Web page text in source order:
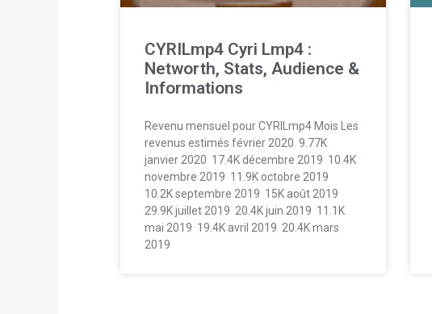
CYRILmp4 Cyri Lmp4 :
Networth, Stats, Audience &
Informations
Revenu mensuel pour CYRILmp4 Mois Les
revenus estimés février 2020  9.77K
janvier 2020  17.4K décembre 2019  10.4K
novembre 2019  11.9K octobre 2019 
10.2K septembre 2019  15K août 2019 
29.9K juillet 2019  20.4K juin 2019  11.1K
mai 2019  19.4K avril 2019  20.4K mars
2019 